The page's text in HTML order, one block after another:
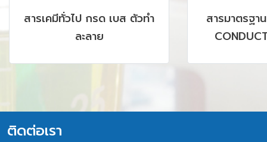
สารเคมีทั่วไป กรด เบส ตัวทำ
ละลาย
สารมาตรฐา
ติดต่อเรา